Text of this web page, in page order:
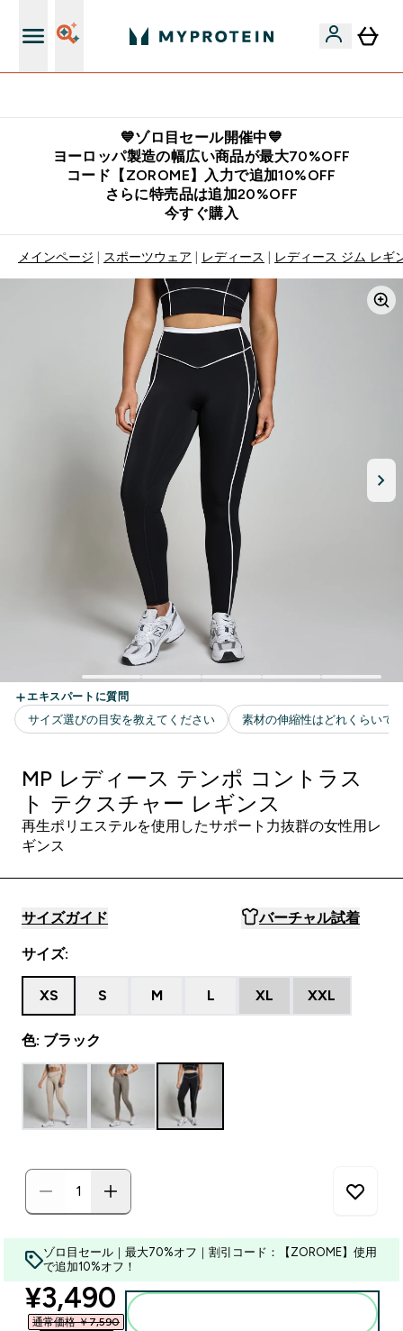
💙ゾロ目セール開催中💙
ヨーロッパ製造の幅広い商品が最大70%OFF
コード【ZOROME】入力で追加10%OFF
さらに特売品は追加20%OFF
今すぐ購入
メインページ スポーツウェア レディース レディース ジム レギ
MP レディース テンポ コントラス
ト テクスチャー レギンス
再生ポリエステルを使用したサポート力抜群の女性用レ
ギンス
サイズガイド バーチャル試着
サイズ:
XS S M L XL XXL
色: ブラック
ゾロ目セール｜最大70%オフ｜割引コード：【ZOROME】使用
で追加10%オフ！
discounted price
¥3,490‎
通常価格 ￥7,590‎